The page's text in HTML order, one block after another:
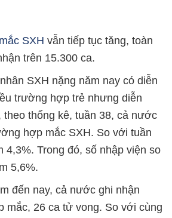
SXH vẫn tiếp tục tăng, toàn
trên 15.300 ca.
SXH nặng năm nay có diễn
trường hợp trẻ nhưng diễn
theo thống kê, tuần 38, cả nước
hợp mắc SXH. So với tuần
4,3%. Trong đó, số nhập viện so
5,6%.
đến nay, cả nước ghi nhận
mắc, 26 ca tử vong. So với cùng